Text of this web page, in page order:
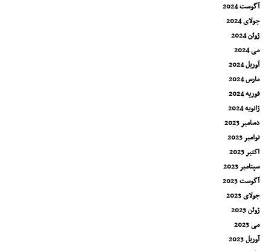
آگوست 2024
جولای 2024
ژوئن 2024
می 2024
آوریل 2024
مارس 2024
فوریه 2024
ژانویه 2024
دسامبر 2023
نوامبر 2023
اکتبر 2023
سپتامبر 2023
آگوست 2023
جولای 2023
ژوئن 2023
می 2023
آوریل 2023